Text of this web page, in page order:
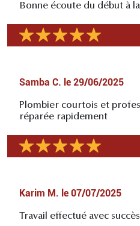
Bonne écoute du début à
Samba C. le 29/06/2025
Plombier courtois et
réparée rapidement
Karim M. le 07/07/2025
Travail effectué avec succès